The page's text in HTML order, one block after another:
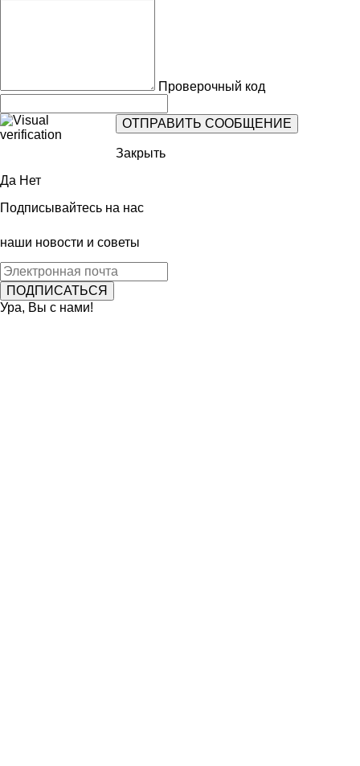
Проверочный код
Закрыть
Да Нет
Подписывайтесь на нас
наши новости и советы
Ура, Вы с нами!